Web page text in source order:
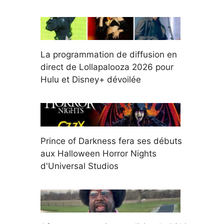
La programmation de diffusion en
direct de Lollapalooza 2026 pour
Hulu et Disney+ dévoilée
Prince of Darkness fera ses débuts
aux Halloween Horror Nights
d'Universal Studios